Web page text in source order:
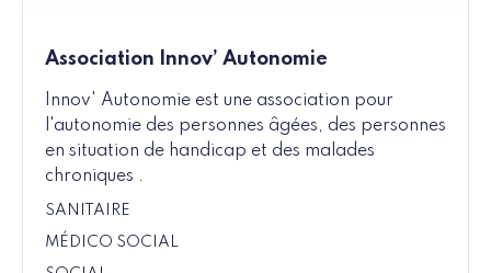
Association Innov’ Autonomie
Innov' Autonomie est une association pour
l'autonomie des personnes âgées, des personnes
en situation de handicap et des malades
chroniques .
SANITAIRE
MÉDICO SOCIAL